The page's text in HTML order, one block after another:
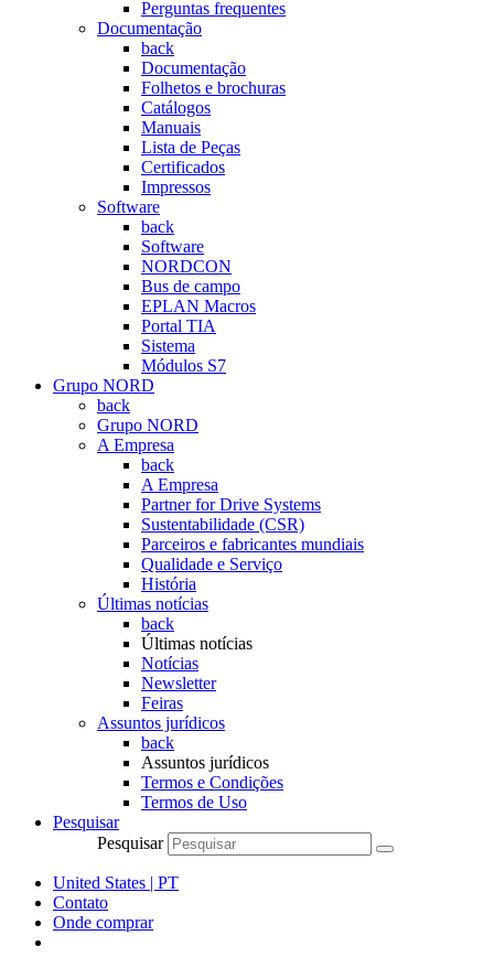
Perguntas frequentes
Documentação
back
Documentação
Folhetos e brochuras
Catálogos
Manuais
Lista de Peças
Certificados
Impressos
Software
back
Software
NORDCON
Bus de campo
EPLAN Macros
Portal TIA
Sistema
Módulos S7
Grupo NORD
back
Grupo NORD
A Empresa
back
A Empresa
Partner for Drive Systems
Sustentabilidade (CSR)
Parceiros e fabricantes mundiais
Qualidade e Serviço
História
Últimas notícias
back
Últimas notícias
Notícias
Newsletter
Feiras
Assuntos jurídicos
back
Assuntos jurídicos
Termos e Condições
Termos de Uso
Pesquisar
Pesquisar
United States | PT
Contato
Onde comprar